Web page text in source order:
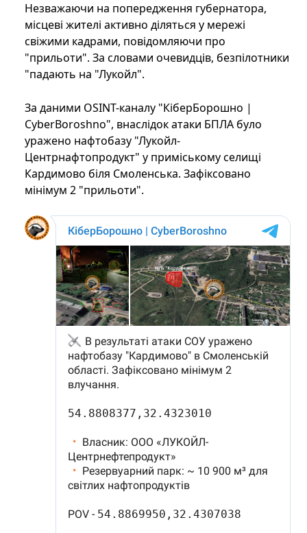
Незважаючи на попередження губернатора,
місцеві жителі активно діляться у мережі
свіжими кадрами, повідомляючи про
"прильоти". За словами очевидців, безпілотники
"падають на "Лукойл".
За даними OSINT-каналу "КіберБорошно |
CyberBoroshno", внаслідок атаки БПЛА було
уражено нафтобазу "Лукойл-
Центрнафтопродукт" у приміському селищі
Кардимово біля Смоленська. Зафіксовано
мінімум 2 "прильоти".